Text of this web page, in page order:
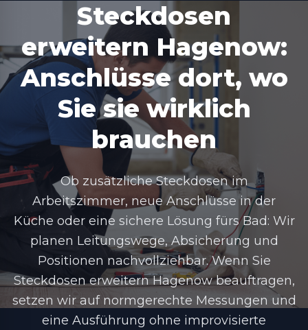
Steckdosen
erweitern Hagenow:
Anschlüsse dort, wo
Sie sie wirklich
brauchen
Ob zusätzliche Steckdosen im
Arbeitszimmer, neue Anschlüsse in der
Küche oder eine sichere Lösung fürs Bad: Wir
planen Leitungswege, Absicherung und
Positionen nachvollziehbar. Wenn Sie
Steckdosen erweitern Hagenowbeauftragen,
setzen wir auf normgerechte Messungen und
eine Ausführung ohne improvisierte